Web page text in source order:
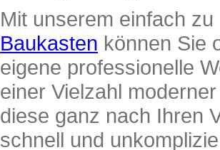
Mit unserem einfach
Baukasten können Sie
eigene professionelle
einer Vielzahl
diese ganz nach Ihren
schnell und